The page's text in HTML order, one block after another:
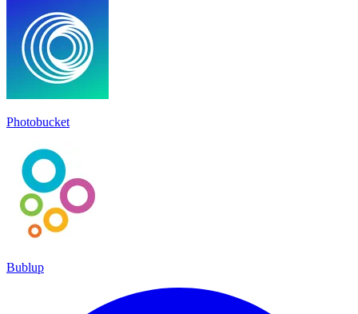
Photobucket
Bublup